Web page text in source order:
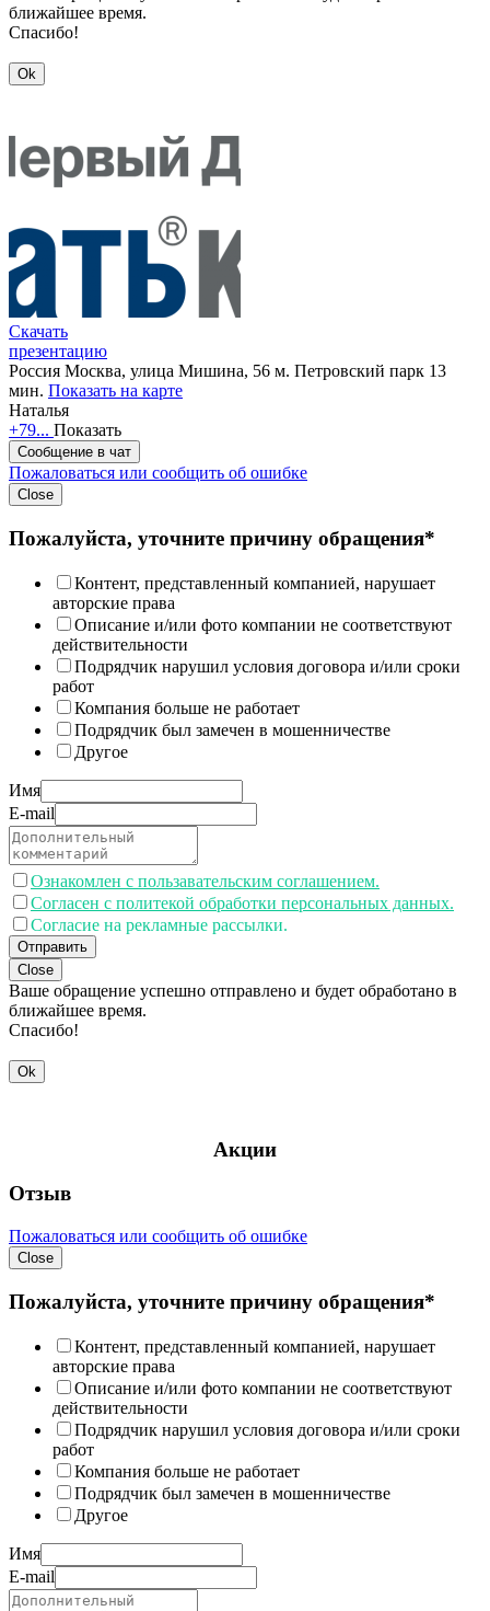
ближайшее время.
Спасибо!
Ok
Скачать
презентацию
Россия Москва, улица Мишина, 56 м. Петровский парк 13
мин. Показать на карте
Наталья
+79... Показать
Сообщение в чат
Пожаловаться или сообщить об ошибке
Close
Пожалуйста, уточните причину обращения*
Контент, представленный компанией, нарушает
авторские права
Описание и/или фото компании не соответствуют
действительности
Подрядчик нарушил условия договора и/или сроки
работ
Компания больше не работает
Подрядчик был замечен в мошенничестве
Другое
Имя
E-mail
Ознакомлен с пользавательским соглашением.
Согласен с политекой обработки персональных данных.
Согласие на рекламные рассылки.
Отправить
Close
Ваше обращение успешно отправлено и будет обработано в
ближайшее время.
Спасибо!
Ok
Акции
Отзыв
Пожаловаться или сообщить об ошибке
Close
Пожалуйста, уточните причину обращения*
Контент, представленный компанией, нарушает
авторские права
Описание и/или фото компании не соответствуют
действительности
Подрядчик нарушил условия договора и/или сроки
работ
Компания больше не работает
Подрядчик был замечен в мошенничестве
Другое
Имя
E-mail